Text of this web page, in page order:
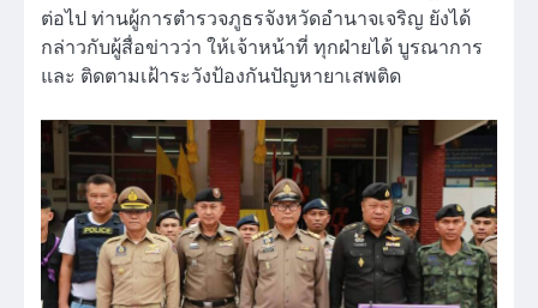
ต่อไป ท่านผู้การตำรวจภูธรจังหวัดอำนาจเจริญ ยังได้
กล่าวกับผู้สื่อข่าวว่า ให้เจ้าหน้าที่ ทุกฝ่ายได้ บูรณาการ
และ ติดตามเฝ้าระวังป้องกันปัญหายาเสพติด